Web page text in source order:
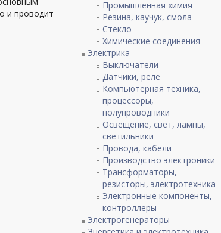
и проводит
Промышленная химия
Резина, каучук, смола
Стекло
Химические соединения
Электрика
Выключатели
Датчики, реле
Компьютерная техника,
процессоры,
полупроводники
Освещение, свет, лампы,
светильники
Провода, кабели
Производство электроники
Трансформаторы,
резисторы, электротехника
Электронные компоненты,
контроллеры
Электрогенераторы